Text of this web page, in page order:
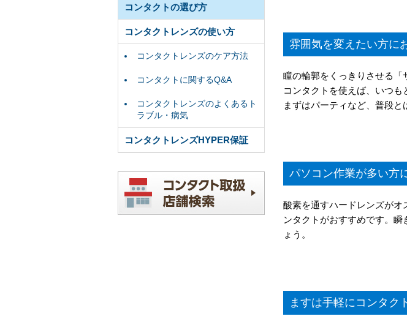
雰囲気を変えたい方に
瞳の輪郭をくっきりさせる「
コンタクトを使えば、いつも
まずはパーティなど、普段と
パソコン作業が多い方
酸素を通すハードレンズがオ
ンタクトがおすすめです。
ょう。
ますは手軽にコンタク
コンタクトの選び方
コンタクトレンズの使い方
コンタクトレンズのケア方法
コンタクトに関するQ&A
コンタクトレンズのよくあるト
ラブル・病気
コンタクトレンズHYPER保証